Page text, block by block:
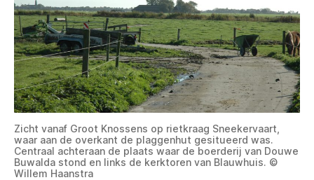
Zicht vanaf Groot Knossens op rietkraag Sneekervaart,
waar aan de overkant de plaggenhut gesitueerd was.
Centraal achteraan de plaats waar de boerderij van Douwe
Buwalda stond en links de kerktoren van Blauwhuis. ©
Willem Haanstra